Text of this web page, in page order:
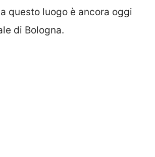
questo luogo è ancora oggi
di Bologna.